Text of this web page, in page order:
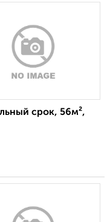
срок, 56м²,